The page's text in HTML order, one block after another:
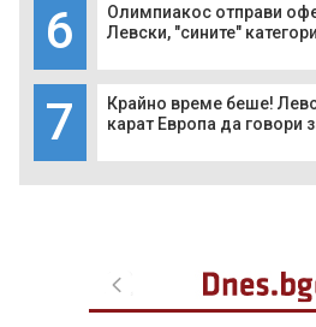
6
Олимпиакос отправи
Левски, "сините"
7
Крайно време беше!
карат Европа да говори